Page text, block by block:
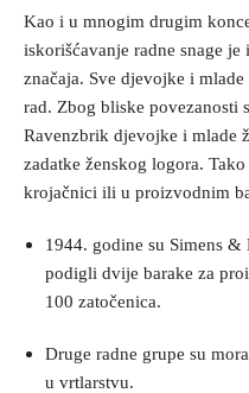
Kao i u mnogim drugim
iskorišćavanje radne snage
značaja. Sve djevojke i
rad. Zbog bliske povezanosti
Ravenzbrik djevojke i mlade
zadatke ženskog logora.
krojačnici ili u proizvodnim
1944. godine su Simens
podigli dvije barake za
100 zatočenica.
Druge radne grupe su
u vrtlarstvu.